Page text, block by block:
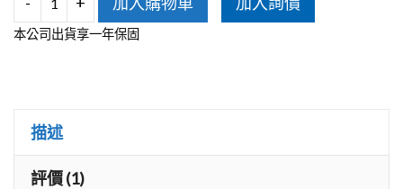
ELAC
DOW42
喇
本公司出貨享一年保固
描述
評價 (1)